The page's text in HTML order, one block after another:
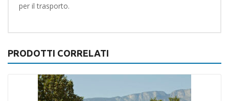
per il trasporto.
PRODOTTI CORRELATI